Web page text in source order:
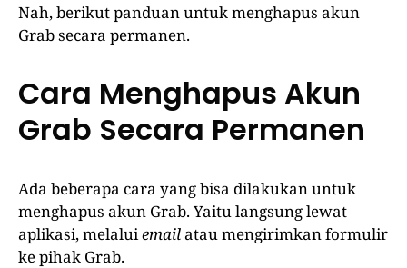
Nah, berikut panduan untuk menghapus akun
Grab secara permanen.
Cara Menghapus Akun
Grab Secara Permanen
Ada beberapa cara yang bisa dilakukan untuk
menghapus akun Grab. Yaitu langsung lewat
aplikasi, melaluiemailatau mengirimkan formulir
ke pihak Grab.